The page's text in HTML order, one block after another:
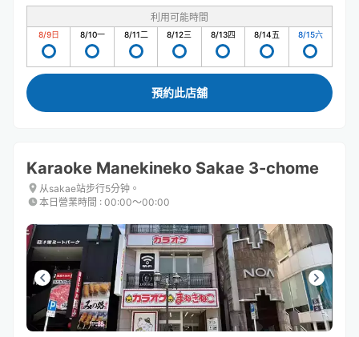
利用可能時間
8/9日 8/10一 8/11二 8/12三 8/13四 8/14五 8/15六
預約此店舖
Karaoke Manekineko Sakae 3-chome
从sakae站步行5分钟。
本日營業時間 : 00:00〜00:00